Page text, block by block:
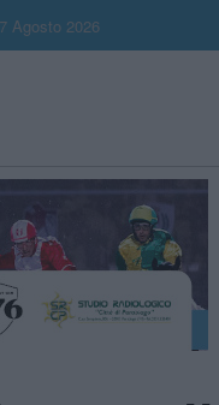
Agosto 2026